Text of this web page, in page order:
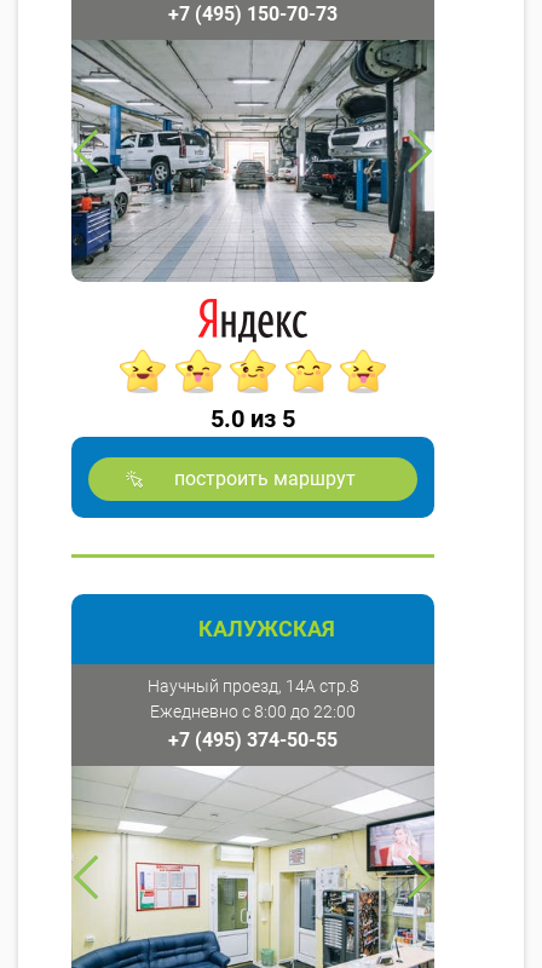
+7 (495) 150-70-73
5.0 из 5
построить маршрут
КАЛУЖСКАЯ
Научный проезд, 14А стр.8
Ежедневно с 8:00 до 22:00
+7 (495) 374-50-55